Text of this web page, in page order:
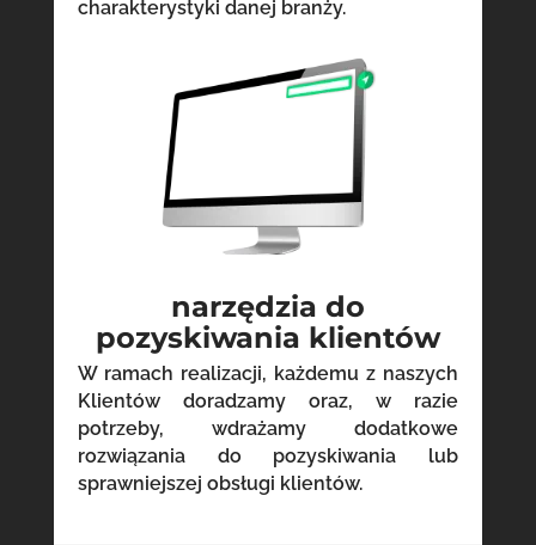
charakterystyki danej branży.
narzędzia do
pozyskiwania klientów
W ramach realizacji, każdemu z naszych
Klientów doradzamy oraz, w razie
potrzeby, wdrażamy dodatkowe
rozwiązania do pozyskiwania lub
sprawniejszej obsługi klientów.